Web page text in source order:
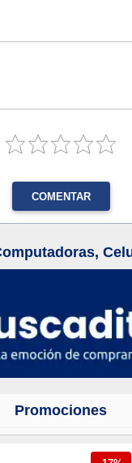
COMENTAR
Promociones